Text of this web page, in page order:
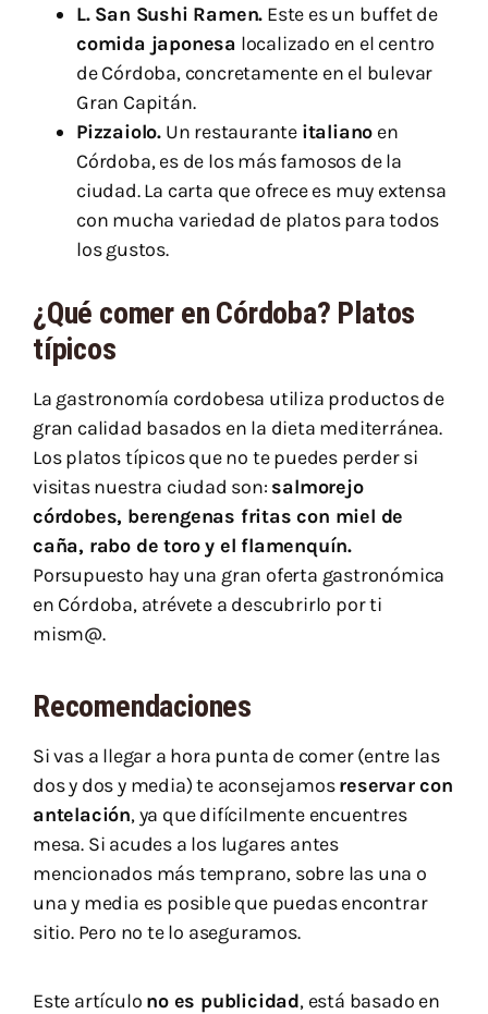
L. San Sushi Ramen. Este es un buffet de
comida japonesa localizado en el centro
de Córdoba, concretamente en el bulevar
Gran Capitán.
Pizzaiolo. Un restaurante italiano en
Córdoba, es de los más famosos de la
ciudad. La carta que ofrece es muy extensa
con mucha variedad de platos para todos
los gustos.
¿Qué comer en Córdoba? Platos
típicos
La gastronomía cordobesa utiliza productos de
gran calidad basados en la dieta mediterránea.
Los platos típicos que no te puedes perder si
visitas nuestra ciudad son: salmorejo
córdobes, berengenas fritas con miel de
caña, rabo de toro y el flamenquín.
Porsupuesto hay una gran oferta gastronómica
en Córdoba, atrévete a descubrirlo por ti
mism@.
Recomendaciones
Si vas a llegar a hora punta de comer (entre las
dos y dos y media) te aconsejamosreservar con
antelación, ya que difícilmente encuentres
mesa. Si acudes a los lugares antes
mencionados más temprano, sobre las una o
una y media es posible que puedas encontrar
sitio. Pero no te lo aseguramos.
Este artículo no es publicidad, está basado en